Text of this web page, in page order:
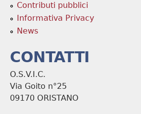
Contributi pubblici
Informativa Privacy
News
CONTATTI
O.S.V.I.C.
Via Goito n°25
09170 ORISTANO